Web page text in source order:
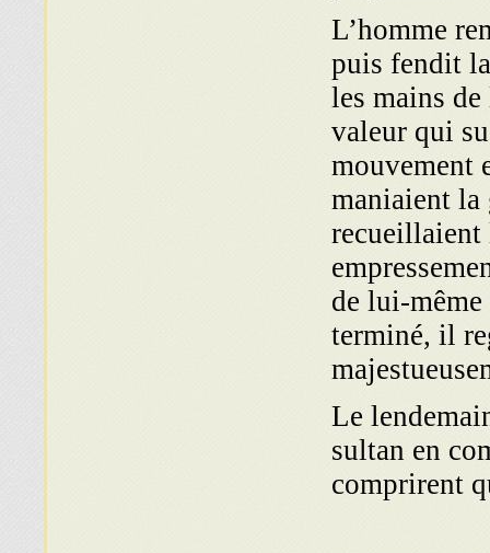
L’homme
puis fendit
les mains
valeur qui
mouve­ment
maniaient la
recueillaient
de lui-
terminé, il
Le
sultan en
comprirent